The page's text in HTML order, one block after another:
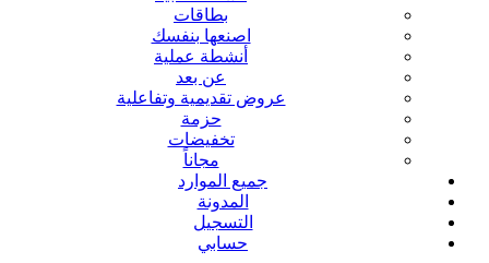
بطاقات
اصنعها بنفسك
أنشطة عملية
عن بعد
عروض تقديمية وتفاعلية
حزمة
تخفيضات
مجاناً
جميع الموارد
المدونة
التسجيل
حسابي